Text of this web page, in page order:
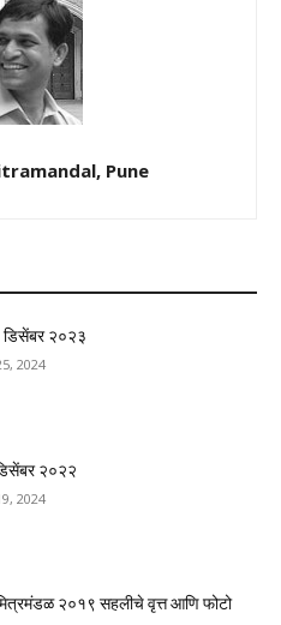
Pune
२०२३
2024
२०२२
2024
मित्रमंडळ २०१९ सहलीचे वृत्त आणि फोटो